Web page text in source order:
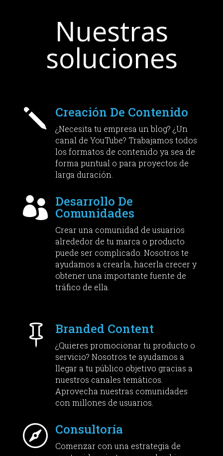
Nuestras
soluciones
j Creación De Contenido
¿Necesita tu empresa un blog? ¿Un
canal de YouTube? Trabajamos todos
los formatos de contenido ya sea de
forma puntual o para proyectos de
larga duración.
 Desarrollo De
Comunidades
Crear una comunidad de usuarios
alrededor de tu marca o producto
puede ser complicado. Nosotros te
ayudamos a crearla, hacerla crecer y
obtener una importante fuente de
tráfico de ella.
 Branded Content
¿Quieres promocionar tu producto o
servicio? Nosotros te ayudamos a
llegar a tu público objetivo gracias a
nuestros canales temáticos.
Aprovecha nuestras comunidades
con millones de usuarios.
 Consultoría
Comenzar con una estrategia de